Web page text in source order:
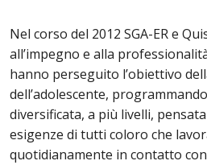
Nel corso del 2012 SGA-ER e
all’impegno e alla
hanno perseguito l’obiettivo
dell’adolescente,
diversificata, a più livelli,
esigenze di tutti coloro che
quotidianamente in contatto con